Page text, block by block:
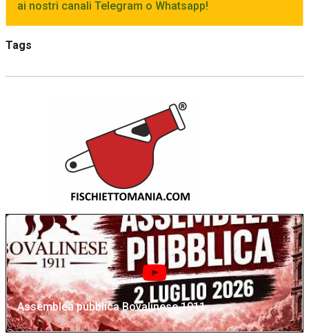
ai nostri canali Telegram o Whatsapp!
Tags
Assemblea pubblica Bovalinese 1911